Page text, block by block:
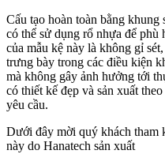
Cấu tạo hoàn toàn bằng
có thể sử dụng rổ nhựa để
của mẫu kệ này là không gỉ
trưng bày trong các điều kiện
mà không gây ảnh hưởng tới
có thiết kế đẹp và sản xuất
yêu cầu.
Dưới đây mời quý khách tham
này do Hanatech sản xuất